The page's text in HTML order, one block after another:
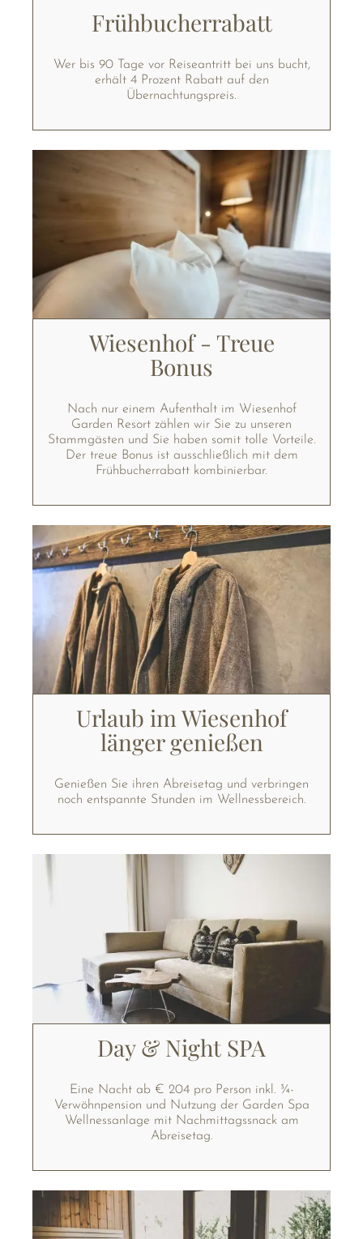
Frühbucherrabatt
Wer bis 90 Tage vor Reiseantritt bei uns bucht,
erhält 4 Prozent Rabatt auf den
Übernachtungspreis.
Wiesenhof - Treue
Bonus
Nach nur einem Aufenthalt im Wiesenhof
Garden Resort zählen wir Sie zu unseren
Stammgästen und Sie haben somit tolle Vorteile.
Der treue Bonus ist ausschließlich mit dem
Frühbucherrabatt kombinierbar.
Urlaub im Wiesenhof
länger genießen
Genießen Sie ihren Abreisetag und verbringen
noch entspannte Stunden im Wellnessbereich.
Day & Night SPA
Eine Nacht ab € 204 pro Person inkl. ¾-
Verwöhnpension und Nutzung der Garden Spa
Wellnessanlage mit Nachmittagssnack am
Abreisetag.